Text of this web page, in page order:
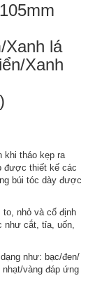
Xanh lá
Xanh
khi tháo kẹp ra
được thiết kế các
búi tóc dày được
to, nhỏ và cố định
như cắt, tỉa, uốn,
như: bạc/đen/
vàng đáp ứng